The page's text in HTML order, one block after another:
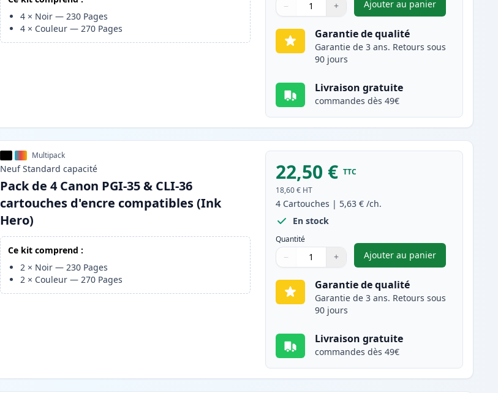
4 × Noir —230 Pages
4 × Couleur —270 Pages
Quantité
Utilisez les boutons pour ajuster
− +
Quantité
Ajouter au panier
,Pack de 8 Canon
Garantie de qualité
Garantie de 3 ans. Retours sous
90 jours
Livraison gratuite
commandes dès 49€
Multipack
Neuf Standard capacité
Pack de 4 Canon PGI-35 & CLI-36
cartouches d'encre compatibles (Ink
Hero)
Ce kit comprend :
2 × Noir —230 Pages
2 × Couleur —270 Pages
22,50 € TTC
18,60 € HT
4 Cartouches | 5,63 € /ch.
En stock
Quantité
Quantité
Utilisez les boutons pour ajuster
− +
Quantité
Ajouter au panier
,Pack de 4 Canon
Garantie de qualité
Garantie de 3 ans. Retours sous
90 jours
Livraison gratuite
commandes dès 49€